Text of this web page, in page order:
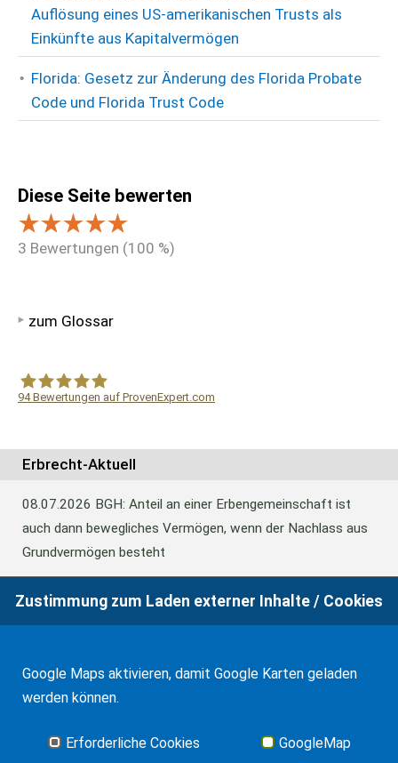
Auflösung eines US-amerikanischen Trusts als
Einkünfte aus Kapitalvermögen
Florida: Gesetz zur Änderung des Florida Probate
Code und Florida Trust Code
Diese Seite bewerten
3 Bewertungen (100 %)
zum Glossar
94Bewertungen auf ProvenExpert.com
Erbrecht-Aktuell
08.07.2026 BGH: Anteil an einer Erbengemeinschaft ist
auch dann bewegliches Vermögen, wenn der Nachlass aus
Grundvermögen besteht
BFH: Abweichende Festsetzung aus
17.03.2026Andalusien: Vergünstigungen bei der
Zustimmung zum Laden externer Inhalte / Cookies
Google Maps aktivieren, damit Google Karten geladen
werden können.
Erforderliche Cookies GoogleMap